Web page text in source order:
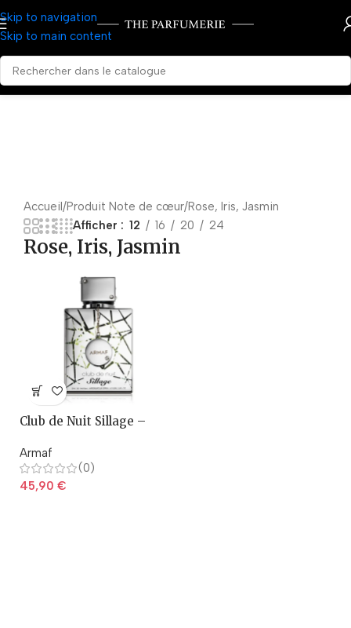
Skip to navigation
Skip to main content
Accueil Produit Note de cœur Rose, Iris, Jasmin
Afficher
12 16 20 24
Rose, Iris, Jasmin
Club de Nuit Sillage –
Armaf
(0)
45,90 €